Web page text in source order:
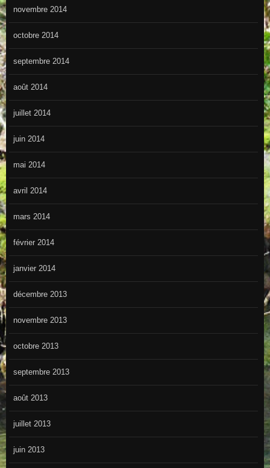
novembre 2014
octobre 2014
septembre 2014
août 2014
juillet 2014
juin 2014
mai 2014
avril 2014
mars 2014
février 2014
janvier 2014
décembre 2013
novembre 2013
octobre 2013
septembre 2013
août 2013
juillet 2013
juin 2013